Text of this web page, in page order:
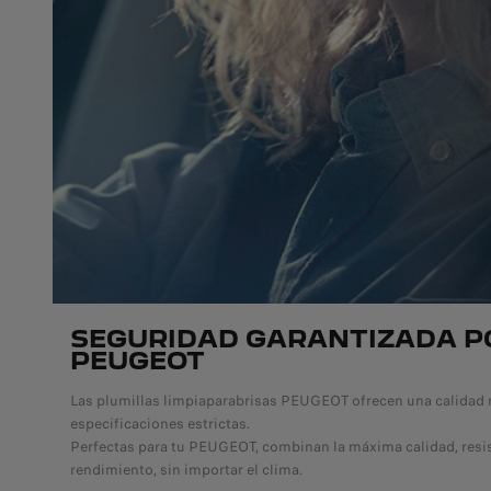
SEGURIDAD GARANTIZADA
PEUGEOT
Las plumillas limpiaparabrisas PEUGEOT ofrecen una
especificaciones estrictas.
Perfectas para tu PEUGEOT, combinan la máxima calidad,
rendimiento, sin importar el clima.